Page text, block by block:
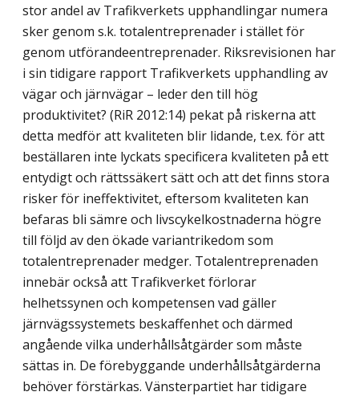
stor andel av Trafikverkets upphandlingar numera
sker genom s.k. totalentreprenader i stället för
genom utförandeentreprenader. Riksrevisionen har
i sin tidigare rapport Trafikverkets upphandling av
vägar och järnvägar – leder den till hög
produktivitet? (RiR 2012:14) pekat på riskerna att
detta medför att kvaliteten blir lidande, t.ex. för att
beställaren inte lyckats specificera kvaliteten på ett
entydigt och rättssäkert sätt och att det finns stora
risker för ineffektivitet, eftersom kvaliteten kan
befaras bli sämre och livscykelkostnaderna högre
till följd av den ökade variantrikedom som
totalentreprenader medger. Totalentreprenaden
innebär också att Trafikverket förlorar
helhetssynen och kompetensen vad gäller
järnvägssystemets beskaffenhet och därmed
angående vilka underhållsåtgärder som måste
sättas in. De förebyggande underhållsåtgärderna
behöver förstärkas. Vänsterpartiet har tidigare